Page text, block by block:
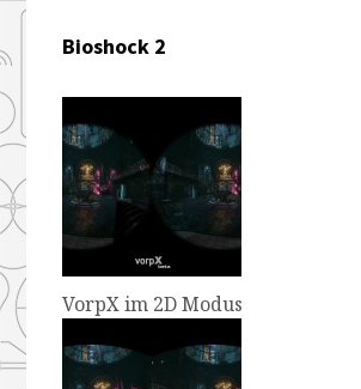
Bioshock 2
VorpX im 2D Modus